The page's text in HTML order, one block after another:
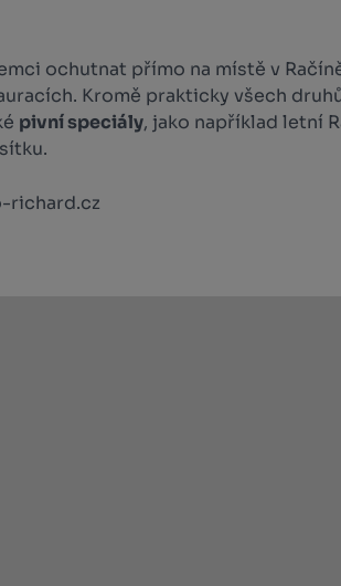
ochutnat přímo na místě v
Kromě prakticky všech
pivní speciály, jako například letní
richard.cz